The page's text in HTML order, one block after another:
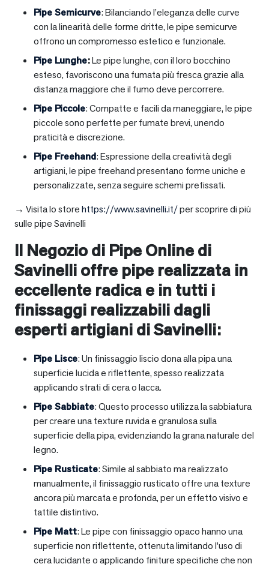
Pipe Semicurve: Bilanciando l’eleganza delle curve
con la linearità delle forme dritte, le pipe semicurve
offrono un compromesso estetico e funzionale.
Pipe Lunghe:Le pipe lunghe, con il loro bocchino
esteso, favoriscono una fumata più fresca grazie alla
distanza maggiore che il fumo deve percorrere.
Pipe Piccole: Compatte e facili da maneggiare, le pipe
piccole sono perfette per fumate brevi, unendo
praticità e discrezione.
Pipe Freehand: Espressione della creatività degli
artigiani, le pipe freehand presentano forme uniche e
personalizzate, senza seguire schemi prefissati.
→ Visita lo storehttps://www.savinelli.it/per scoprire di più
sulle pipe Savinelli
Il Negozio di Pipe Online di
Savinelli offre pipe realizzata in
eccellente radica e in tutti i
finissaggi realizzabili dagli
esperti artigiani di Savinelli:
Pipe Lisce: Un finissaggio liscio dona alla pipa una
superficie lucida e riflettente, spesso realizzata
applicando strati di cera o lacca.
Pipe Sabbiate: Questo processo utilizza la sabbiatura
per creare una texture ruvida e granulosa sulla
superficie della pipa, evidenziando la grana naturale del
legno.
Pipe Rusticate: Simile al sabbiato ma realizzato
manualmente, il finissaggio rusticato offre una texture
ancora più marcata e profonda, per un effetto visivo e
tattile distintivo.
Pipe Matt: Le pipe con finissaggio opaco hanno una
superficie non riflettente, ottenuta limitando l’uso di
cera lucidante o applicando finiture specifiche che non